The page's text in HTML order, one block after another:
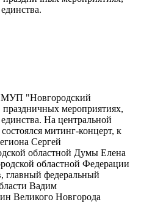
МУП "Новгородский
мероприятиях,
На центральной
митинг-концерт, к
Сергей
областной Думы Елена
областной Федерации
главный федеральный
Вадим
Великого Новгорода